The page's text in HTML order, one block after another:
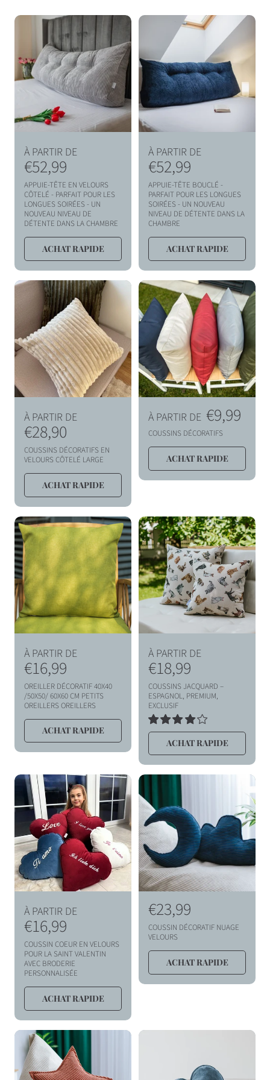
C
T
I
O
N
:
P
r
i
x
h
a
i
t
u
e
l
À PARTIR DE
€52,99
APPUIE-TÊTE EN VELOURS
CÔTELÉ - PARFAIT POUR LES
LONGUES SOIRÉES - UN
NOUVEAU NIVEAU DE
DÉTENTE DANS LA CHAMBRE
ACHAT RAPIDE
P
r
i
x
h
a
i
t
u
e
l
À PARTIR DE
€52,99
APPUIE-TÊTE BOUCLÉ -
PARFAIT POUR LES LONGUES
SOIRÉES - UN NOUVEAU
NIVEAU DE DÉTENTE DANS LA
CHAMBRE
ACHAT RAPIDE
P
r
i
x
h
a
b
i
t
u
e
l
À PARTIR DE
€28,90
COUSSINS DÉCORATIFS EN
VELOURS CÔTELÉ LARGE
ACHAT RAPIDE
P
r
i
x
h
b
i
t
u
e
l
À PARTIR DE €9,99
COUSSINS DÉCORATIFS
ACHAT RAPIDE
P
r
i
x
h
a
b
i
t
u
e
l
À PARTIR DE
€16,99
OREILLER DÉCORATIF 40X40
/50X50/ 60X60 CM PETITS
OREILLERS OREILLERS
ACHAT RAPIDE
P
r
i
x
h
a
b
i
u
e
l
À PARTIR DE
€18,99
COUSSINS JACQUARD –
ESPAGNOL, PREMIUM,
EXCLUSIF
TOTAL
DES
AVIS
ACHAT RAPIDE
P
r
i
x
h
a
b
i
t
u
À PARTIR DE
€16,99
COUSSIN COEUR EN VELOURS
POUR LA SAINT VALENTIN
AVEC BRODERIE
PERSONNALISÉE
ACHAT RAPIDE
P
r
i
x
h
i
€23,99
COUSSIN DÉCORATIF NUAGE
VELOURS
ACHAT RAPIDE